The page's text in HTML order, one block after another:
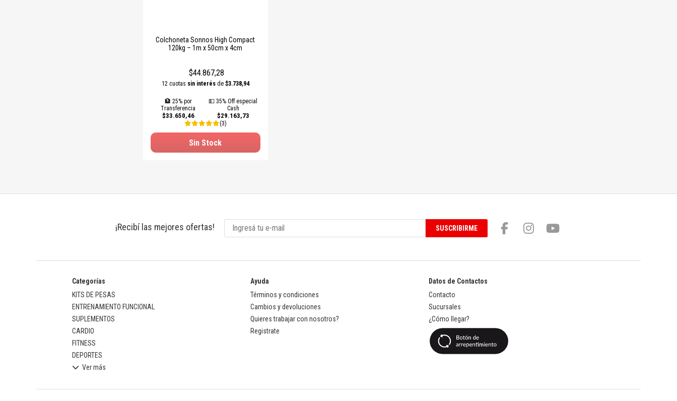
Colchoneta Sonnos High Compact
120kg – 1m x 50cm x 4cm
$44.867,28
12 cuotas sin interésde $3.738,94
🏦 25% por
Transferencia
$33.650,46
💵 35% Off especial
Cash
$29.163,73
(3)
Sin Stock
¡Recibí las mejores ofertas! SUSCRIBIRME
Categorías
KITS DE PESAS
ENTRENAMIENTO FUNCIONAL
SUPLEMENTOS
CARDIO
FITNESS
DEPORTES
Ver más
Ayuda
Términos y condiciones
Cambios y devoluciones
Quieres trabajar con nosotros?
Registrate
Datos de Contactos
Contacto
Sucursales
¿Cómo llegar?